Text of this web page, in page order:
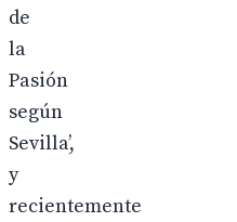
de
la
Pasión
según
Sevilla’,
y
recientemente